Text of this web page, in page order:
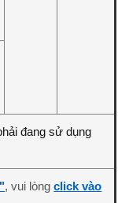
đang sử dụng
, vui lòngclick vào